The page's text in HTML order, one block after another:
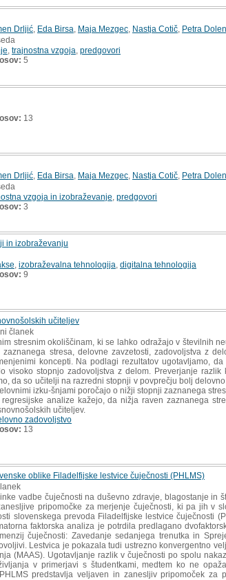
Drljić Eda Birsa Maja Mezgec Nastja Cotič Petra
trajnostna vzgoja predgovori
5
13
Drljić Eda Birsa Maja Mezgec Nastja Cotič Petra
vzgoja in izobraževanje predgovori
3
in izobraževanju
izobraževalna tehnologija digitalna tehnologija
9
učiteljev
članek
stresnim okoliščinam, ki se lahko odražajo v številnih
stresa, delovne zavzetosti, zadovoljstva z
koncepti. Na podlagi rezultatov ugotavljamo,
visoko stopnjo zadovoljstva z delom. Preverjanje
da so učitelji na razredni stopnji v povprečju bolj
izku-šnjami poročajo o nižji stopnji zaznanega
analize kažejo, da nižja raven zaznanega
učiteljev.
zadovoljstvo
13
oblike Filadelfijske lestvice čuječnosti (PHLMS)
vadbe čuječnosti na duševno zdravje, blagostanje in
pripomočke za merjenje čuječnosti, ki pa jih v
slovenskega prevoda Filadelfijske lestvice čuječnosti
faktorska analiza je potrdila predlagano
čuječnosti: Zavedanje sedanjega trenutka in
Lestvica je pokazala tudi ustrezno konvergentno
(MAAS). Ugotavljanje razlik v čuječnosti po spolu
v primerjavi s študentkami, medtem ko ne
predstavlja veljaven in zanesljiv pripomoček za